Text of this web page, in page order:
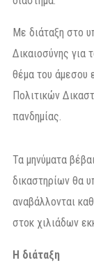
Με διάταξη στο
Δικαιοσύνης για
θέμα του άμεσου
Πολιτικών
πανδημίας.
Τα μηνύματα
δικαστηρίων θα
αναβάλλονται
στοκ χιλιάδων
Η διάταξη